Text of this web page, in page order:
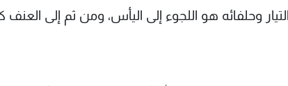
وحلفائه هو اللجوء إلى اليأس، ومن ثم إلى